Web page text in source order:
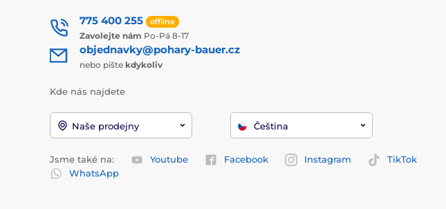
775 400 255 offline
Zavolejte nám Po-Pá 8-17
objednavky@pohary-bauer.cz
nebo pište kdykoliv
Kde nás najdete
Naše prodejny Čeština
Jsme také na: Youtube Facebook Instagram
TikTok
WhatsApp